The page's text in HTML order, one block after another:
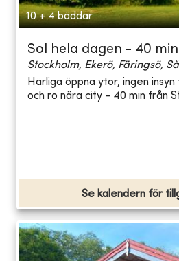
10 + 4 bäddar
Sol hela dagen - 40
Stockholm, Ekerö, Färingsö,
Härliga öppna ytor, ingen insyn
och ro nära city - 40 min från
Se kalendern för